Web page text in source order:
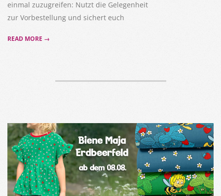
einmal zuzugreifen: Nutzt die Gelegenheit
zur Vorbestellung und sichert euch
READ MORE →